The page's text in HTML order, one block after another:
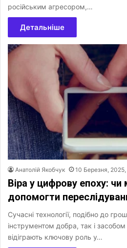
російським агресором,…
Детальніше
Анатолій Якобчук 10 Березня,
Віра у цифрову епоху: чи
допомогти
Сучасні технології, подібно до
інструментом добра, так і
відіграють ключову роль у…